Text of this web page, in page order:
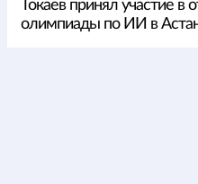
Токаев принял участие
олимпиады по ИИ в